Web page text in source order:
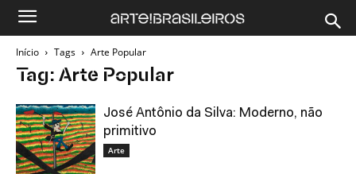
Início Tags Arte Popular
Tag: Arte Popular
José Antônio da Silva: Moderno, não
primitivo
Arte